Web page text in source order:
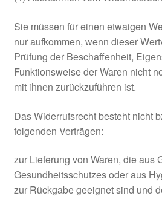
Sie müssen für einen etwaigen
nur aufkommen, wenn dieser
Prüfung der Beschaffenheit,
Funktionsweise der Waren nicht
mit ihnen zurückzuführen ist.
Das Widerrufsrecht besteht nicht
folgenden Verträgen:
zur Lieferung von Waren, die aus
Gesundheitsschutzes oder aus
zur Rückgabe geeignet sind und